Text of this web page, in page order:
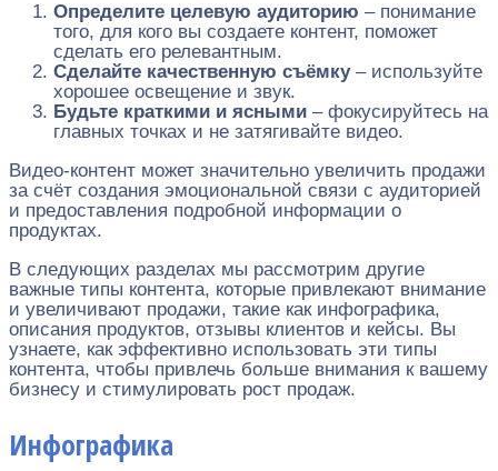
Определите целевую аудиторию – понимание
того, для кого вы создаете контент, поможет
сделать его релевантным.
Сделайте качественную съёмку– используйте
хорошее освещение и звук.
Будьте краткими и ясными – фокусируйтесь на
главных точках и не затягивайте видео.
Видео-контент может значительно увеличить продажи
за счёт создания эмоциональной связи с аудиторией
и предоставления подробной информации о
продуктах.
В следующих разделах мы рассмотрим другие
важные типы контента, которые привлекают внимание
и увеличивают продажи, такие как инфографика,
описания продуктов, отзывы клиентов и кейсы. Вы
узнаете, как эффективно использовать эти типы
контента, чтобы привлечь больше внимания к вашему
бизнесу и стимулировать рост продаж.
Инфографика